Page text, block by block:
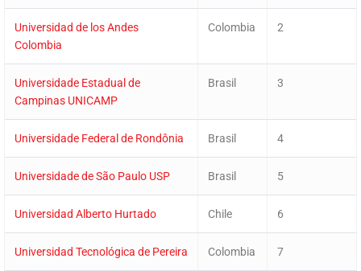
Universidad de los Andes
Colombia
Colombia 2
Universidade Estadual de
Campinas UNICAMP
Brasil 3
Universidade Federal de Rondônia Brasil 4
Universidade de São Paulo USP Brasil 5
Universidad Alberto Hurtado Chile 6
Universidad Tecnológica de Pereira Colombia 7